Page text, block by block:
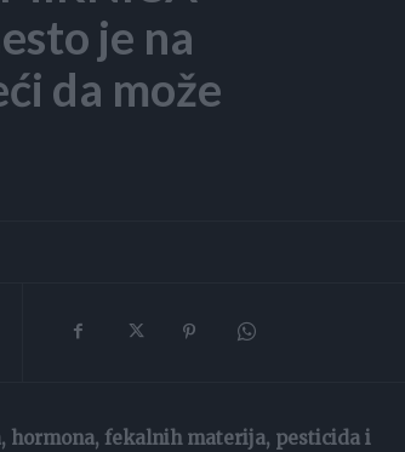
je na
da može
hormona, fekalnih materija, pesticida i